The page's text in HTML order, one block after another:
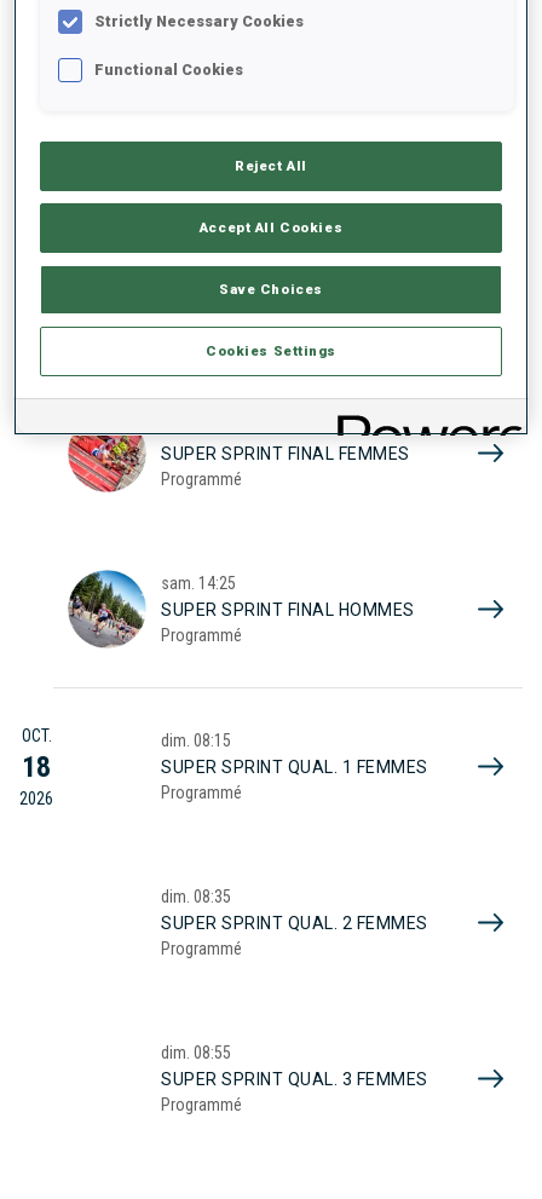
17
SUPER SPRINT QUAL. FEMMES
Programmé
sam.10:20
SUPER SPRINT QUAL. HOMMES
Programmé
SUPER SPRINT FINAL FEMMES
Programmé
sam. 14:25
SUPER SPRINT FINAL HOMMES
Programmé
OCT.
18
2026
dim. 08:15
SUPER SPRINT QUAL. 1 FEMMES
Programmé
dim. 08:35
SUPER SPRINT QUAL. 2 FEMMES
Programmé
dim. 08:55
SUPER SPRINT QUAL. 3 FEMMES
Programmé
Strictly Necessary Cookies
Functional Cookies
Reject All
Accept All Cookies
Save Choices
Cookies Settings